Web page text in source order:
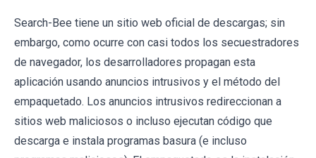
Search-Bee tiene un sitio web oficial de descargas; sin
embargo, como ocurre con casi todos los secuestradores
de navegador, los desarrolladores propagan esta
aplicación usando anuncios intrusivos y el método del
empaquetado. Los anuncios intrusivos redireccionan a
sitios web maliciosos o incluso ejecutan código que
descarga e instala programas basura (e incluso